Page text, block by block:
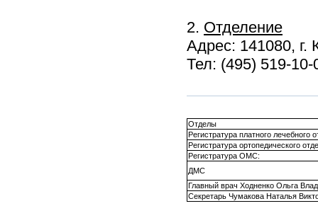
2. Отделение
Адрес: 141080, г.
Тел: (495) 519-10-
Отделы
Регистратура платного лечебного
Регистратура ортопедического
Регистратура ОМС:
ДМС
Главный врач Ходненко Ольга
Секретарь Чумакова Наталья